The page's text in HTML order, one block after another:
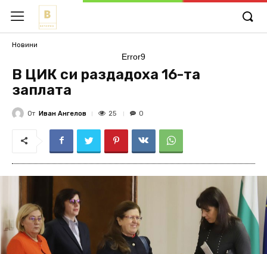
Новини
Error9
В ЦИК си раздадоха 16-та
заплата
От Иван Ангелов 25 0